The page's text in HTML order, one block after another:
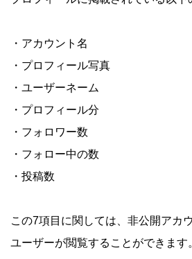
・アカウント名
・プロフィール写真
・ユーザーネーム
・プロフィール分
・フォロワー数
・フォロー中の数
・投稿数
この7項目に関しては、非公開アカ
ユーザーが閲覧することができます